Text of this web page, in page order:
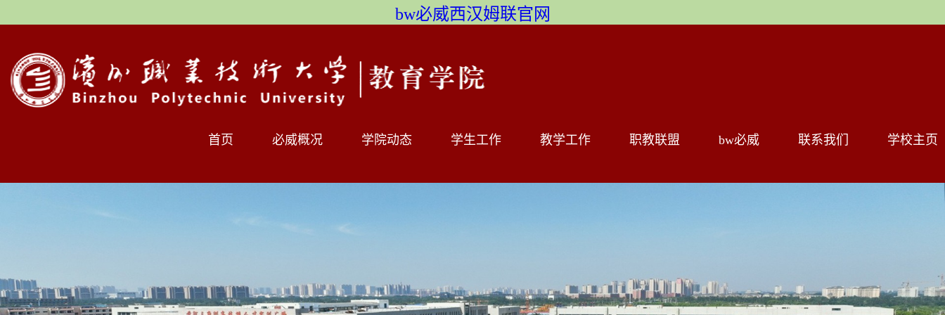
bw必威西汉姆联官网
首页 必威概况 学院动态 学生工作 教学工作 职教联盟 bw必威 联系我们 学校主页